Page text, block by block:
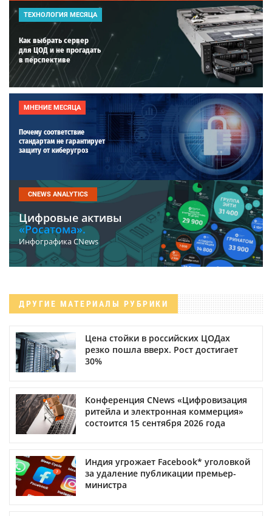
ТЕХНОЛОГИЯ МЕСЯЦА
Как выбрать сервер
для ЦОД и не прогадать
в перспективе
МНЕНИЕ МЕСЯЦА
Почему соответствие
стандартам не гарантирует
защиту от киберугроз
CNEWS ANALYTICS
Цифровые активы
«Росатома».
Инфографика CNews
ДРУГИЕ МАТЕРИАЛЫ РУБРИКИ
Цена стойки в российских ЦОДах
резко пошла вверх. Рост достигает
30%
Конференция CNews «Цифровизация
ритейла и электронная коммерция»
состоится 15 сентября 2026 года
Индия угрожает Facebook* уголовкой
за удаление публикации премьер-
министра